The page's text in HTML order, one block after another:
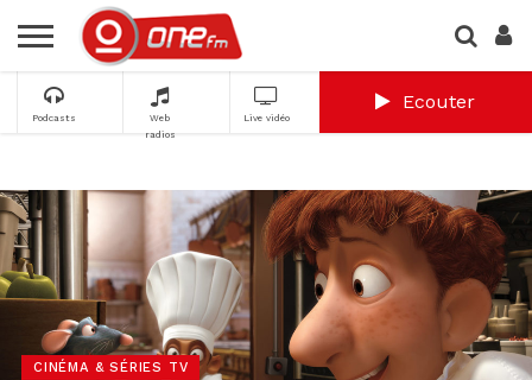
Podcasts
Web
radios
Live vidéo
Ecouter
CINÉMA & SÉRIES TV